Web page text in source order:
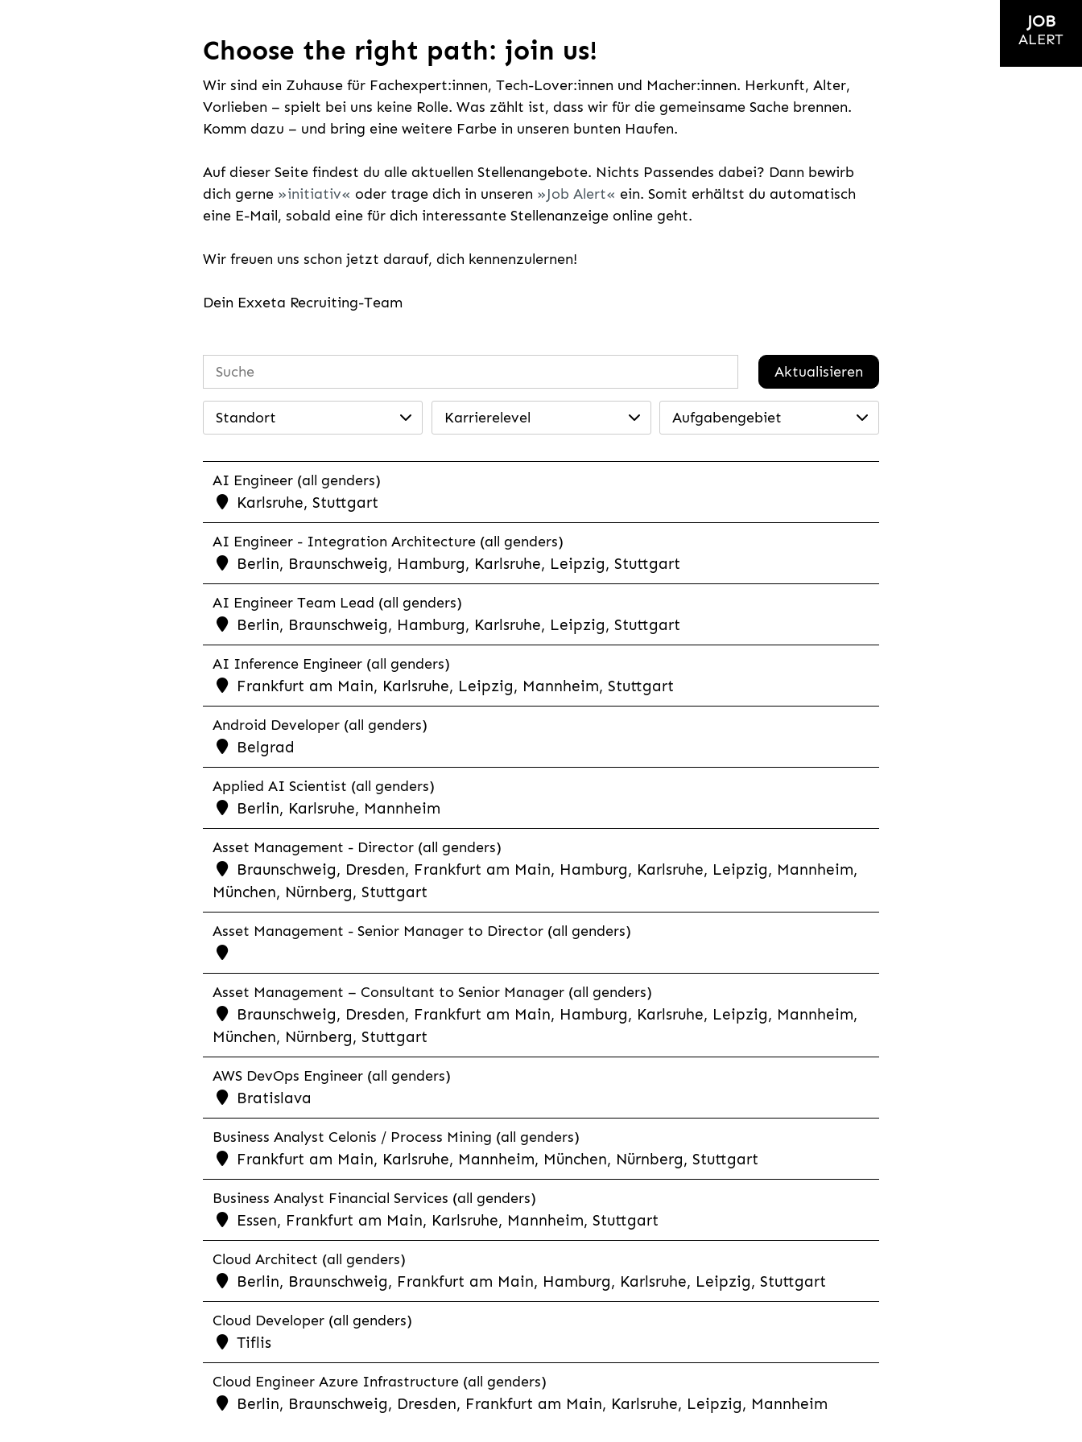
Choose the right path: join us!
Wir sind ein Zuhause für Fachexpert:innen, Tech-Lover:innen und Macher:innen. Herkunft, Alter,
Vorlieben – spielt bei uns keine Rolle. Was zählt ist, dass wir für die gemeinsame Sache brennen.
Komm dazu – und bring eine weitere Farbe in unseren bunten Haufen.
Auf dieser Seite findest du alle aktuellen Stellenangebote. Nichts Passendes dabei? Dann bewirb
dich gerne
initiativ oder trage dich in unseren Job Alert
ein. Somit erhältst du automatisch
eine E-Mail, sobald eine für dich interessante Stellenanzeige online geht.
Wir freuen uns schon jetzt darauf, dich kennenzulernen!
Dein Exxeta Recruiting-Team
Aktualisieren
Standort Karrierelevel Aufgabengebiet
AI Engineer (all genders)
Karlsruhe, Stuttgart
AI Engineer - Integration Architecture (all genders)
Berlin, Braunschweig, Hamburg, Karlsruhe, Leipzig, Stuttgart
AI Engineer Team Lead (all genders)
Berlin, Braunschweig, Hamburg, Karlsruhe, Leipzig, Stuttgart
AI Inference Engineer (all genders)
Frankfurt am Main, Karlsruhe, Leipzig, Mannheim, Stuttgart
Android Developer (all genders)
Belgrad
Applied AI Scientist (all genders)
Berlin, Karlsruhe, Mannheim
Asset Management - Director (all genders)
Braunschweig, Dresden, Frankfurt am Main, Hamburg, Karlsruhe, Leipzig, Mannheim,
München, Nürnberg, Stuttgart
Asset Management - Senior Manager to Director (all genders)
Asset Management – Consultant to Senior Manager (all genders)
Braunschweig, Dresden, Frankfurt am Main, Hamburg, Karlsruhe, Leipzig, Mannheim,
München, Nürnberg, Stuttgart
AWS DevOps Engineer (all genders)
Bratislava
Business Analyst Celonis / Process Mining (all genders)
Frankfurt am Main, Karlsruhe, Mannheim, München, Nürnberg, Stuttgart
Business Analyst Financial Services (all genders)
Essen, Frankfurt am Main, Karlsruhe, Mannheim, Stuttgart
Cloud Architect (all genders)
Berlin, Braunschweig, Frankfurt am Main, Hamburg, Karlsruhe, Leipzig, Stuttgart
Cloud Developer (all genders)
Tiflis
Cloud Engineer Azure Infrastructure (all genders)
Berlin, Braunschweig, Dresden, Frankfurt am Main, Karlsruhe, Leipzig, Mannheim
JOB
ALERT